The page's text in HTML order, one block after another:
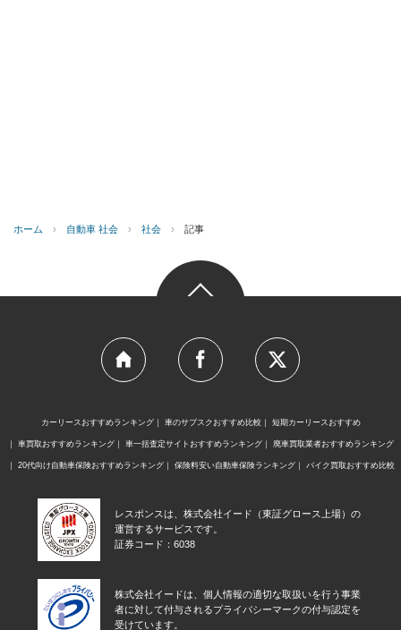
ホーム › 自動車 社会 › 社会 › 記事
カーリースおすすめランキング 車のサブスクおすすめ比較 短期カーリースおすすめ
車買取おすすめランキング 車一括査定サイトおすすめランキング 廃車買取業者おすすめランキング
20代向け自動車保険おすすめランキング 保険料安い自動車保険ランキング バイク買取おすすめ比較
レスポンスは、株式会社イード（東証グロース上場）の
運営するサービスです。
証券コード：6038
株式会社イードは、個人情報の適切な取扱いを行う事業
者に対して付与されるプライバシーマークの付与認定を
受けています。